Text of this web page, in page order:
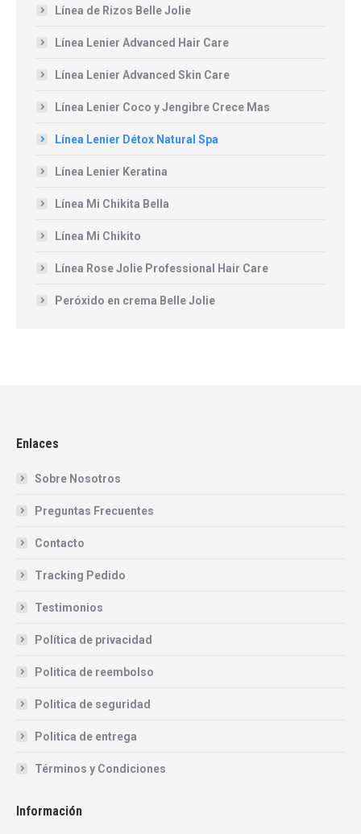
Línea de Rizos Belle Jolie
Línea Lenier Advanced Hair Care
Línea Lenier Advanced Skin Care
Línea Lenier Coco y Jengibre Crece Mas
Línea Lenier Détox Natural Spa
Línea Lenier Keratina
Línea Mi Chikita Bella
Línea Mi Chikito
Línea Rose Jolie Professional Hair Care
Peróxido en crema Belle Jolie
Enlaces
Sobre Nosotros
Preguntas Frecuentes
Contacto
Tracking Pedido
Testimonios
Política de privacidad
Politica de reembolso
Politica de seguridad
Politica de entrega
Términos y Condiciones
Información